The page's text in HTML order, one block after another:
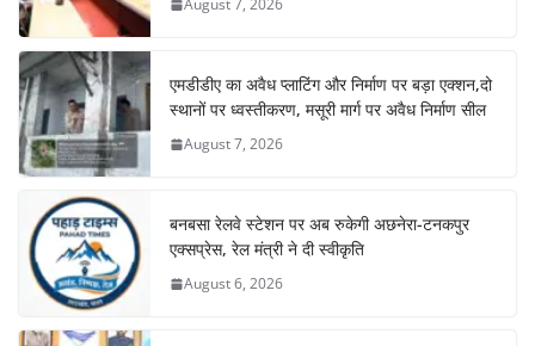
August 7, 2026
एमडीडीए का अवैध प्लाटिंग और निर्माण पर बड़ा एक्शन,दो
स्थानों पर ध्वस्तीकरण, मसूरी मार्ग पर अवैध निर्माण सील
August 7, 2026
बनबसा रेलवे स्टेशन पर अब रुकेगी अछनेरा-टनकपुर
एक्सप्रेस, रेल मंत्री ने दी स्वीकृति
August 6, 2026